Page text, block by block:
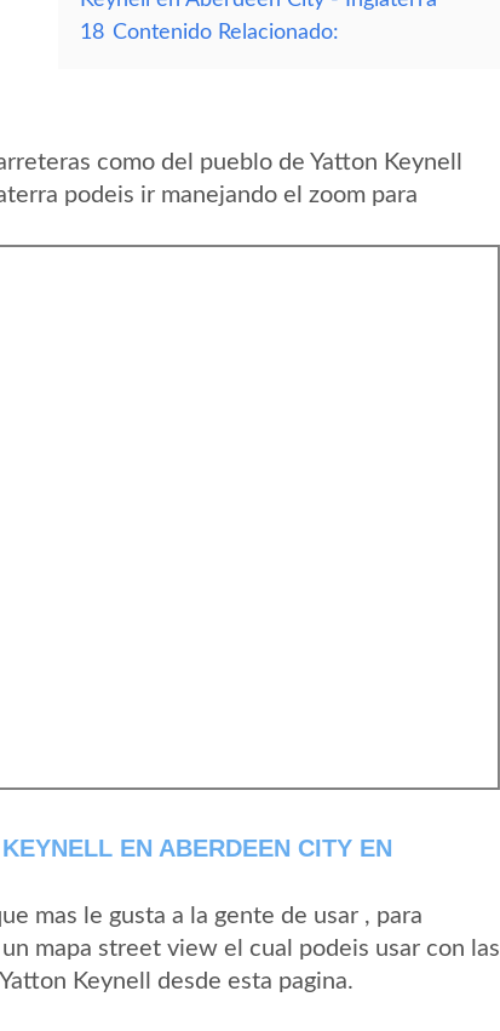
18 Contenido Relacionado:
como del pueblo de Yatton Keynell
podeis ir manejando el zoom para
EN ABERDEEN CITY EN
mas le gusta a la gente de usar , para
mapa street view el cual podeis usar con las
Keynell desde esta pagina.